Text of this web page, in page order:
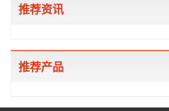
推荐资讯
推荐产品